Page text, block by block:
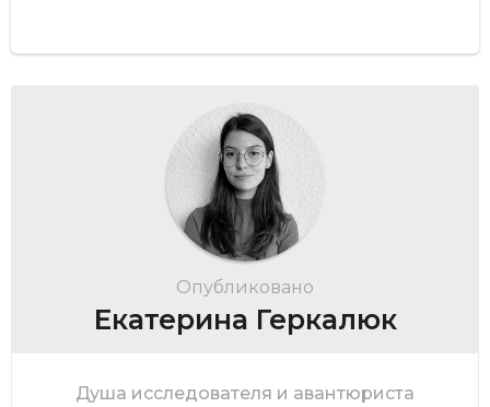
Опубликовано
Екатерина Геркалюк
Душа исследователя и авантюриста